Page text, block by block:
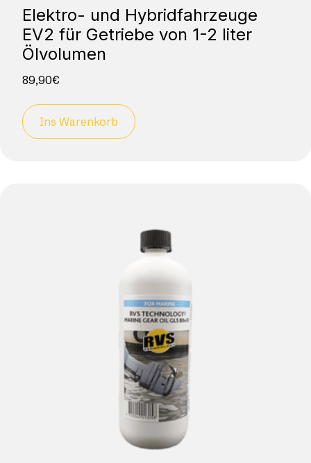
Elektro- und Hybridfahrzeuge
EV2 für Getriebe von 1-2 liter
Ölvolumen
89,90€
Ins Warenkorb